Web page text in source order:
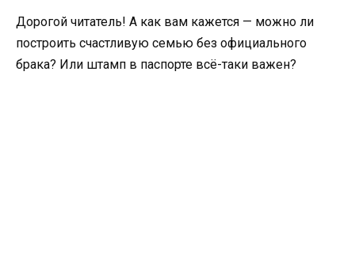
Дорогой читатель! А как вам кажется — можно ли
построить счастливую семью без официального
брака? Или штамп в паспорте всё-таки важен?